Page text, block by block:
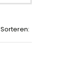
Sorteren: